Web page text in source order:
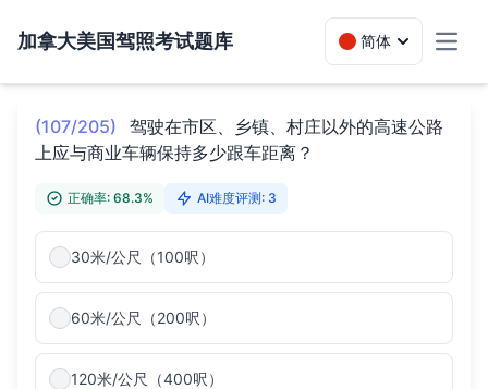
加拿大美国驾照考试题库 简体
(107/205)
驾驶在市区、乡镇、村庄以外的高速公路
上应与商业车辆保持多少跟车距离？
正确率: 68.3% AI难度评测: 3
30米/公尺（100呎）
60米/公尺（200呎）
120米/公尺（400呎）